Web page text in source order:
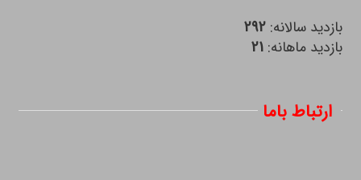
بازدید سالانه:292
بازدید ماهانه:21
ارتباط باما